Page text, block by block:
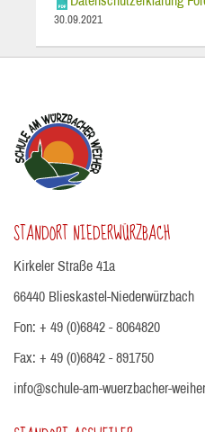
30.09.2021
STANDORT NIEDERWÜRZBACH
Kirkeler Straße 41a
66440 Blieskastel-Niederwürzbach
Fon: + 49 (0)6842 - 8064820
Fax: + 49 (0)6842 - 891750
info@schule-am-wuerzbacher-